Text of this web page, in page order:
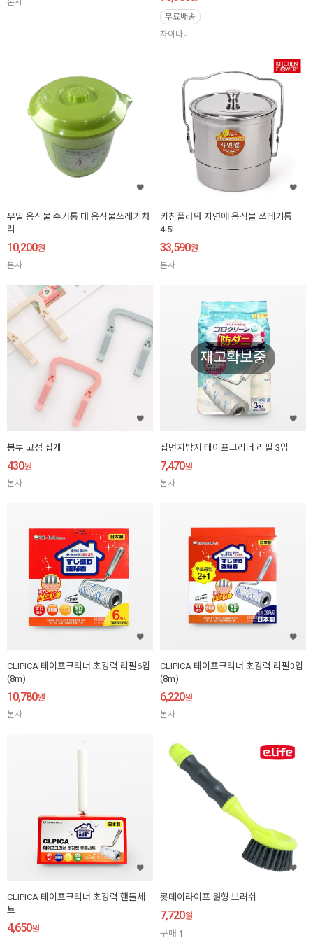
본사
무료배송
차이나미
우일 음식물 수거통 대 음식물쓰레기처
리
10,200원
본사
키친플라워 자연애 음식물 쓰레기통
4.5L
33,590원
본사
봉투 고정 집게
430원
본사
재고확보중
집먼지방지 테이프크리너 리필 3입
7,470원
본사
CLIPICA 테이프크리너 초강력 리필6입
(8m)
10,780원
본사
CLIPICA 테이프크리너 초강력 리필3입
(8m)
6,220원
본사
CLIPICA 테이프크리너 초강력 핸들세
트
4,650원
롯데이라이프 원형 브러쉬
7,720원
구매 1